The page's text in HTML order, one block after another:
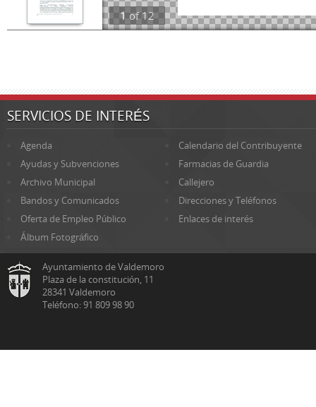
1 of 12
SERVICIOS DE INTERÉS
Agenda
Calendario del Contribuyente
Ayudas y Subvenciones
Farmacias de Guardia
Archivo Municipal
Callejero
Bandos y Comunicados
Direcciones y Teléfonos
Oferta de Empleo Público
Enlaces de interés
Álbum Fotográfico
Ayuntamiento de Valdemoro
Plaza de la constitución, 11
28341 Valdemoro
Teléfono: 91 809 98 90